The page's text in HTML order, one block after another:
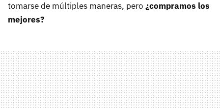
tomarse de múltiples maneras, pero ¿compramos los
mejores?